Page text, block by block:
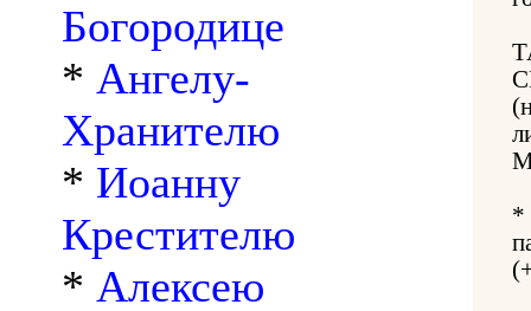
Богородице
* Ангелу-
Хранителю
* Иоанну
Крестителю
* Алексею
*